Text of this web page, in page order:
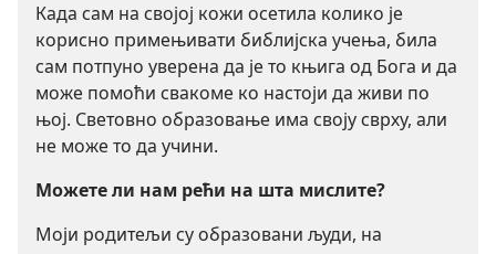
Када сам на својој кожи осетила колико је
корисно примењивати библијска учења, била
сам потпуно уверена да је то књига од Бога и да
може помоћи свакоме ко настоји да живи по
њој. Световно образовање има своју сврху, али
не може то да учини.
Можете ли нам рећи на шта мислите?
Моји родитељи су образовани људи, на